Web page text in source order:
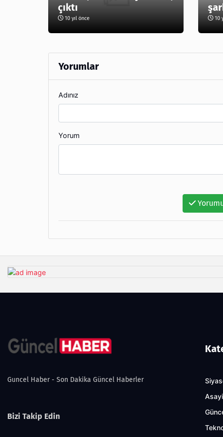
çıktı
10 yıl önce 10
Yorumlar
Adınız
Yorum
Guncel Haber - Son Dakika Güncel Haberler
Bizi Takip Edin